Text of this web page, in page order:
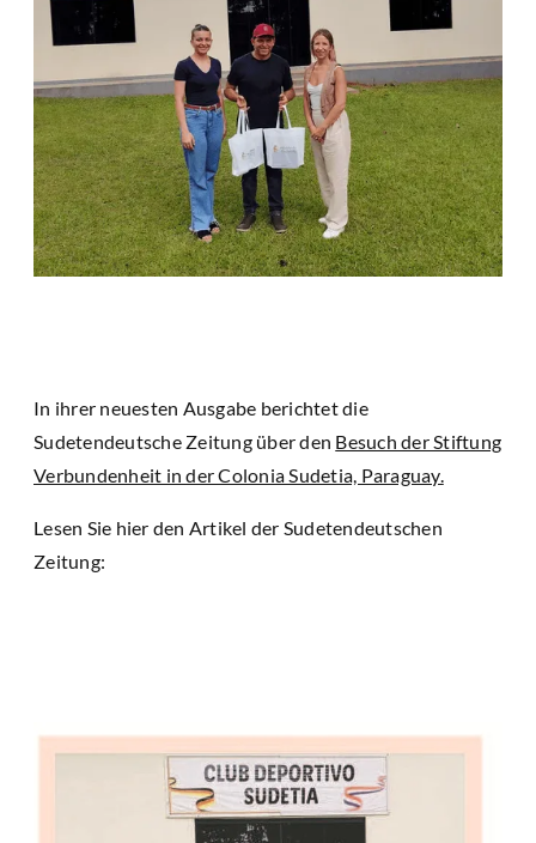
In ihrer neuesten Ausgabe berichtet die
Sudetendeutsche Zeitung über den Besuch der Stiftung
Verbundenheit in der Colonia Sudetia, Paraguay.
Lesen Sie hier den Artikel der Sudetendeutschen
Zeitung: